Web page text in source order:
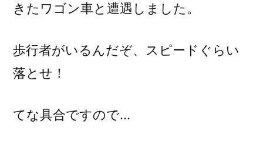
きたワゴン車と遭遇しました。
歩行者がいるんだぞ、スピードぐらい
落とせ！
てな具合ですので…